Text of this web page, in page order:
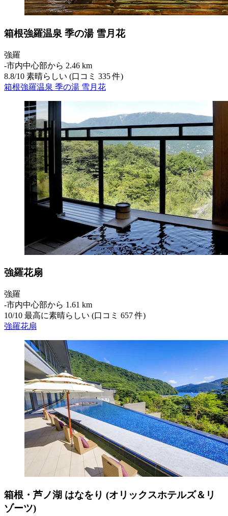
箱根強羅温泉 季の湯 雪月花
強羅
‐市内中心部から 2.46 km
8.8/10 素晴らしい (口コミ 335 件)
箱根強羅温泉 季の湯 雪月花
強羅花扇
強羅
‐市内中心部から 1.61 km
10/10 最高に素晴らしい (口コミ 657 件)
強羅花扇
箱根・芦ノ湖 はなをり (オリックスホテルズ＆リ
ゾーツ)